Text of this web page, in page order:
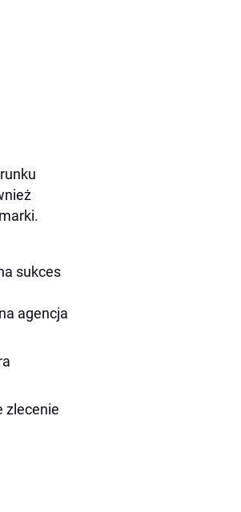
sukces
agencja
zlecenie